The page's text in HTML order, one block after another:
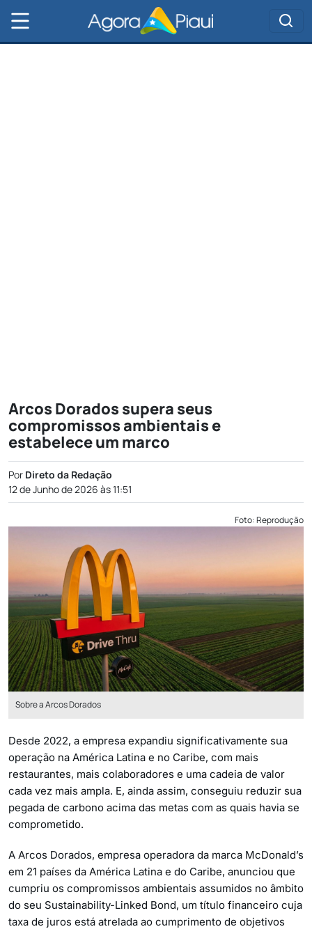
Arcos Dorados supera seus
compromissos ambientais e
estabelece um marco
Por Direto da Redação
12 de Junho de 2026 às 11:51
Foto: Reprodução
Sobre a Arcos Dorados
Desde 2022, a empresa expandiu significativamente sua
operação na América Latina e no Caribe, com mais
restaurantes, mais colaboradores e uma cadeia de valor
cada vez mais ampla. E, ainda assim, conseguiu reduzir sua
pegada de carbono acima das metas com as quais havia se
comprometido.
A Arcos Dorados, empresa operadora da marca McDonald’s
em 21 países da América Latina e do Caribe, anunciou que
cumpriu os compromissos ambientais assumidos no âmbito
do seu Sustainability-Linked Bond, um título financeiro cuja
taxa de juros está atrelada ao cumprimento de objetivos